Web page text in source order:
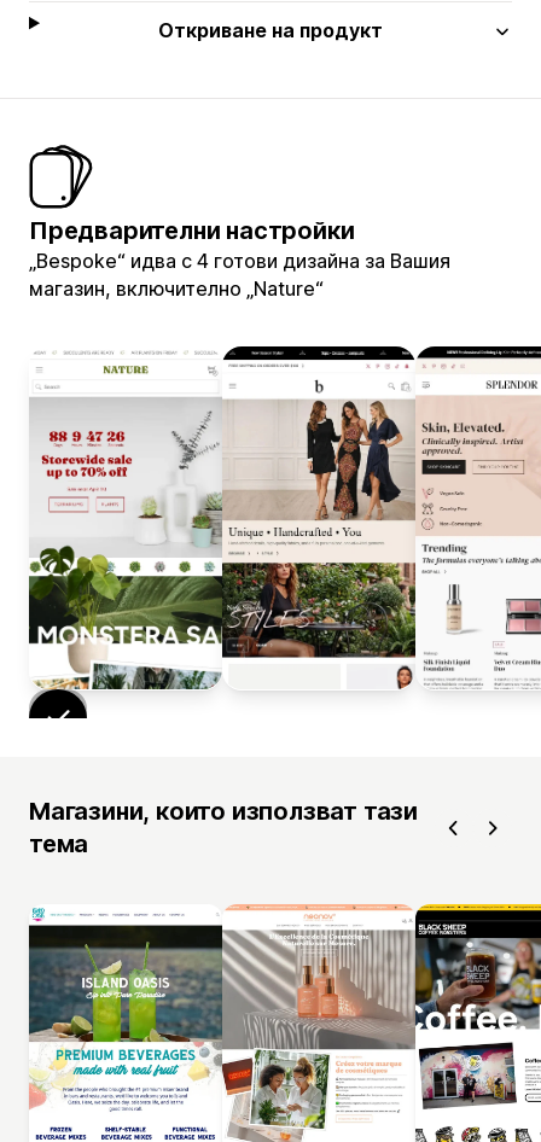
Откриване на продукт
Предварителни настройки
„Bespoke“ идва с 4 готови дизайна за Вашия
магазин, включително „Nature“
Магазини, които използват тази
тема